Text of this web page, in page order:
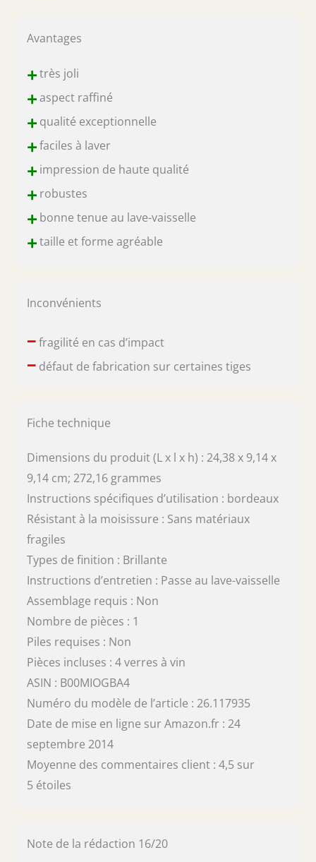
Avantages
+très joli
+aspect raffiné
+qualité exceptionnelle
+faciles à laver
+impression de haute qualité
+robustes
+bonne tenue au lave-vaisselle
+taille et forme agréable
Inconvénients
–fragilité en cas d’impact
–défaut de fabrication sur certaines tiges
Fiche technique
Dimensions du produit (L x l x h) : 24,38 x 9,14 x
9,14 cm; 272,16 grammes
Instructions spécifiques d’utilisation : bordeaux
Résistant à la moisissure : Sans matériaux
fragiles
Types de finition : Brillante
Instructions d’entretien : Passe au lave-vaisselle
Assemblage requis : Non
Nombre de pièces : 1
Piles requises : Non
Pièces incluses : 4 verres à vin
ASIN : B00MIOGBA4
Numéro du modèle de l’article : 26.117935
Date de mise en ligne sur Amazon.fr : 24
septembre 2014
Moyenne des commentaires client : 4,5 sur
5 étoiles
Note de la rédaction 16/20